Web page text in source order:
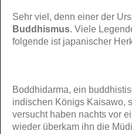
Sehr viel, denn einer der
Buddhismus. Viele
folgende ist japanischer
Boddhidarma, ein
indischen Königs Kaisawo,
versucht haben nachts vor
wieder überkam ihn die